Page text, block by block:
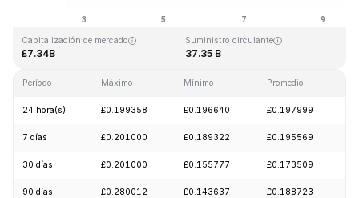
Capitalización de mercado
£7.34B
Suministro circulante
37.35 B
Período Máximo Mínimo Promedio
24 hora(s) £0.199358 £0.196640 £0.197999
7 días £0.201000 £0.189322 £0.195569
30 días £0.201000 £0.155777 £0.173509
90 días £0.280012 £0.143637 £0.188723